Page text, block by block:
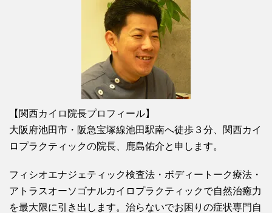
【関西カイロ院長プロフィール】
大阪府池田市・阪急宝塚線池田駅南へ徒歩３分、関西カイ
ロプラクティックの院長、鹿島佑介と申します。
フィシオエナジェティック検査法・ボディートーク療法・
アトラスオーソゴナルカイロプラクティックで自然治癒力
を最大限に引き出します。治らないでお困りの症状専門自